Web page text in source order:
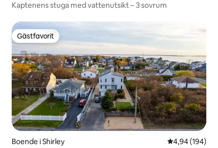
Kaptenens stuga med vattenutsikt – 3 sovrum
Gästfavorit
Gästfavorit
Boende i Shirley 4,94 av 5 i
4,94 (194)